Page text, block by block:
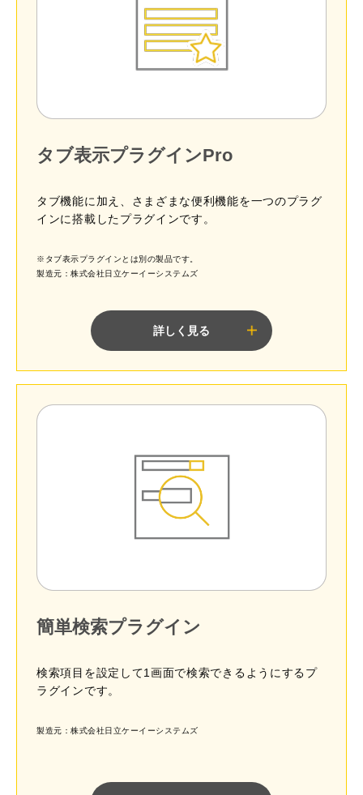
タブ表示プラグインPro
タブ機能に加え、さまざまな便利機能を一つのプラグ
インに搭載したプラグインです。
※タブ表示プラグインとは別の製品です。
製造元：株式会社日立ケーイーシステムズ
詳しく見る
簡単検索プラグイン
検索項目を設定して1画面で検索できるようにするプ
ラグインです。
製造元：株式会社日立ケーイーシステムズ